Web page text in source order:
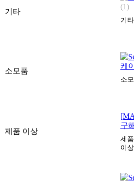
기타
(1)
기타
소모품
케
소
제품 이상
구
제품
이상